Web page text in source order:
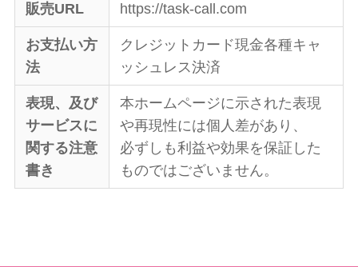
販売URL https://task-call.com
お支払い方
法
クレジットカード現金各種キャ
ッシュレス決済
表現、及び
サービスに
関する注意
書き
本ホームページに示された表現
や再現性には個人差があり、
必ずしも利益や効果を保証した
ものではございません。